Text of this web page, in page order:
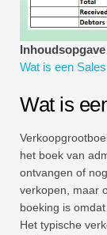
Tutorials
Volledige vorm
Inhoudsopgave
Wat is een
Wat is
het boek van
ontvangen of
verkopen, maar
boeking is
Het typische